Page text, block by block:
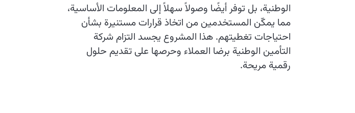
الوطنية، بل توفر أيضًا وصولاً سهلاً إلى المعلومات الأساسية،
مما يمكّن المستخدمين من اتخاذ قرارات مستنيرة بشأن
احتياجات تغطيتهم. هذا المشروع يجسد التزام شركة
التأمين الوطنية برضا العملاء وحرصها على تقديم حلول
رقمية مريحة.